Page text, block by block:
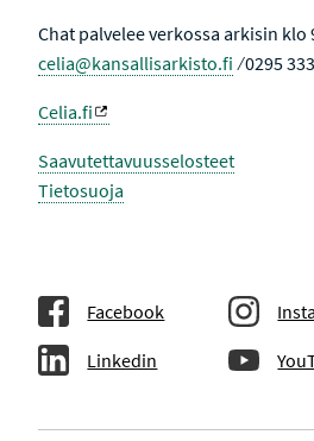
Chat palvelee verkossa arkisin klo
celia@kansallisarkisto.fi ⁄ 0295
Celia.fi
Saavutettavuusselosteet
Tietosuoja
Facebook
Linkedin